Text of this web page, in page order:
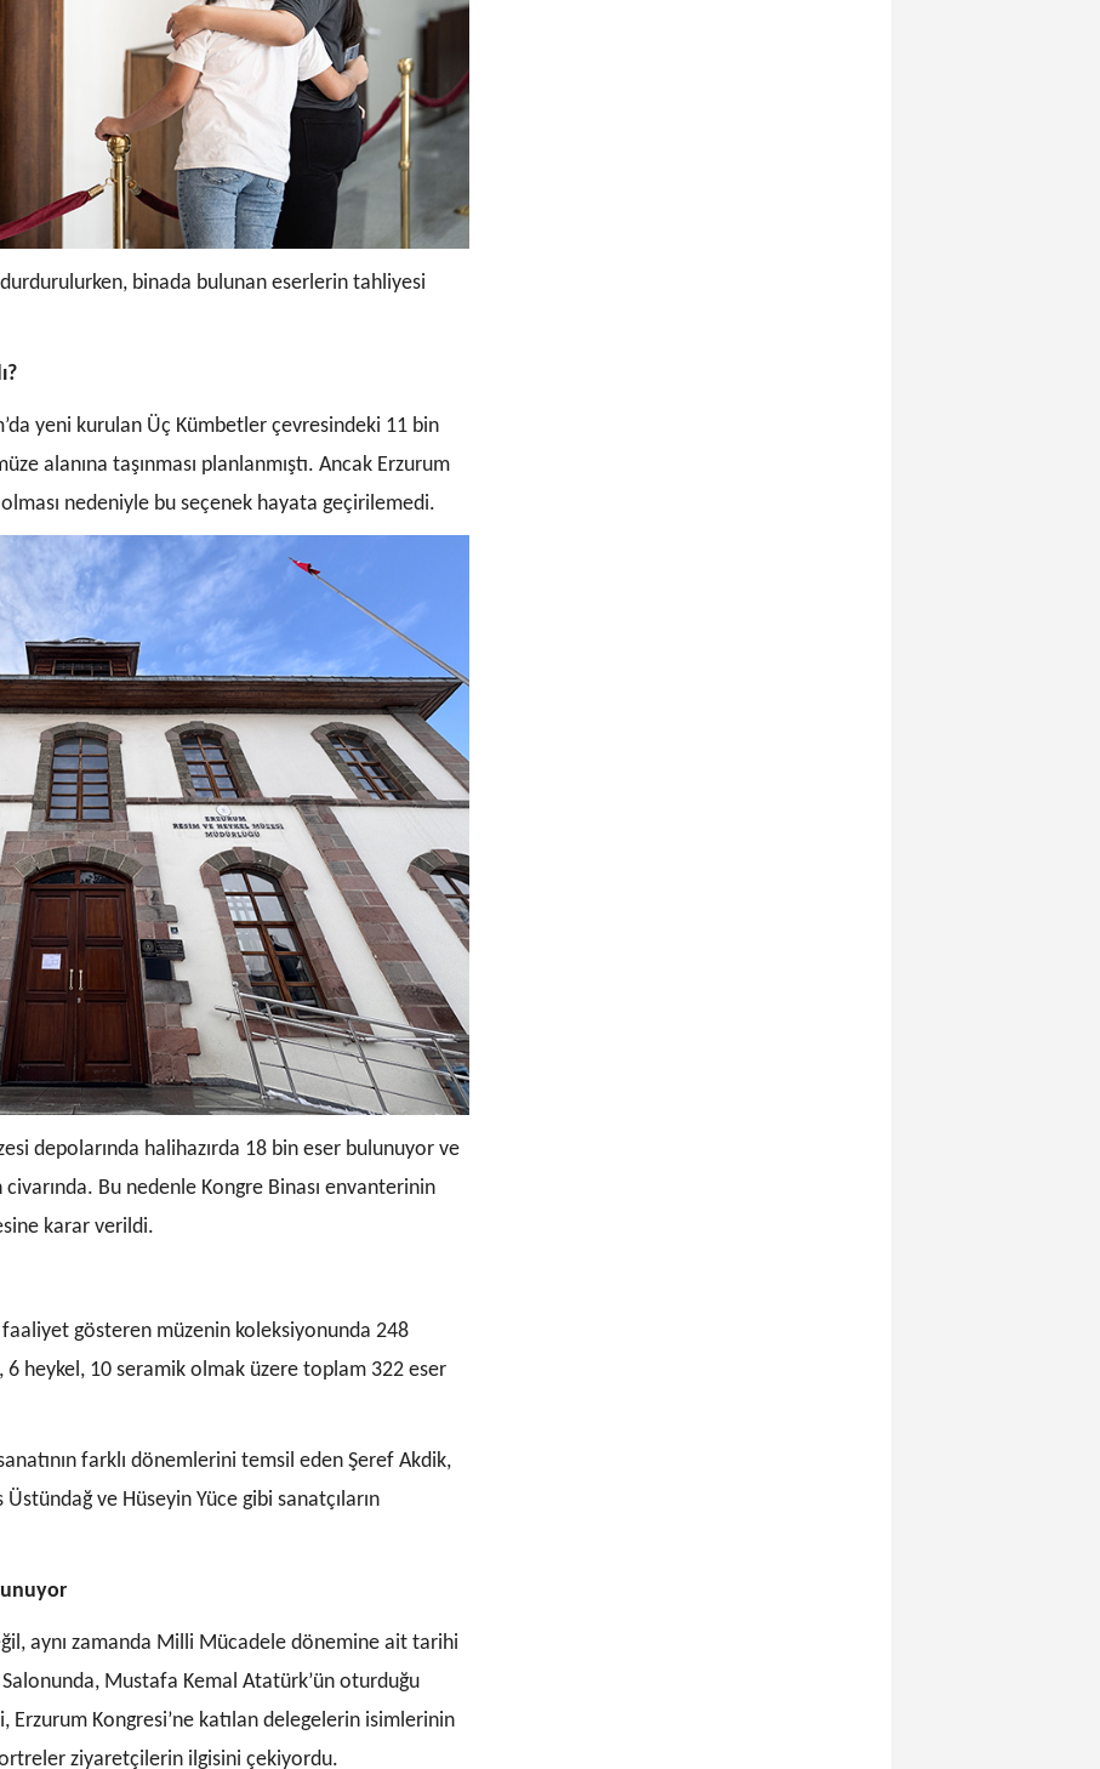
binada bulunan eserlerin tahliyesi
yeni kurulan Üç Kümbetler çevresindeki 11 bin
alanına taşınması planlanmıştı. Ancak Erzurum
nedeniyle bu seçenek hayata geçirilemedi.
depolarında halihazırda 18 bin eser bulunuyor ve
civarında. Bu nedenle Kongre Binası envanterinin
karar verildi.
faaliyet gösteren müzenin koleksiyonunda 248
heykel, 10 seramik olmak üzere toplam 322 eser
farklı dönemlerini temsil eden Şeref Akdik,
ve Hüseyin Yüce gibi sanatçıların
aynı zamanda Milli Mücadele dönemine ait tarihi
Mustafa Kemal Atatürk’ün oturduğu
Erzurum Kongresi’ne katılan delegelerin isimlerinin
ziyaretçilerin ilgisini çekiyordu.